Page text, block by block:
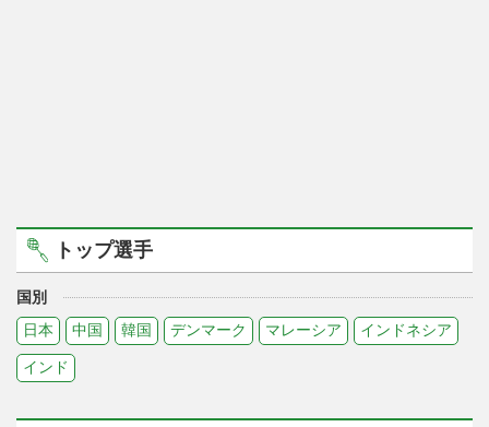
トップ選手
国別
日本
中国 韓国 デンマーク マレーシア インドネシア
インド